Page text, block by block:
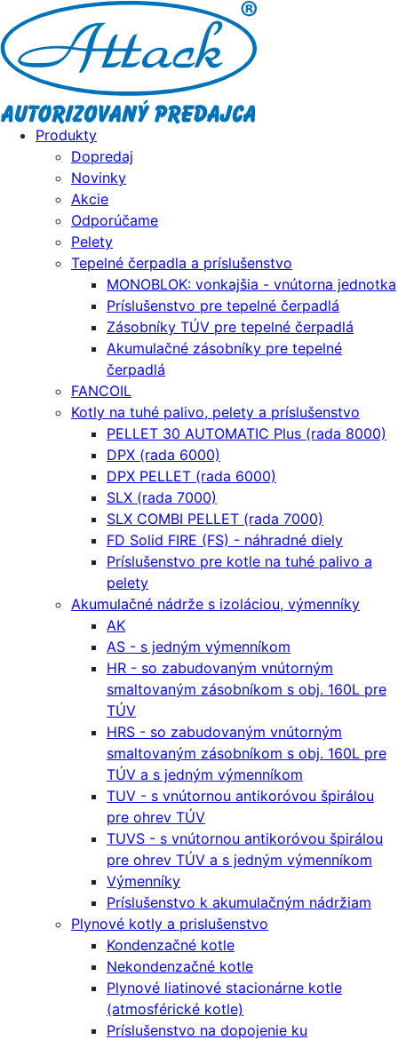
Produkty
Dopredaj
Novinky
Akcie
Odporúčame
Pelety
Tepelné čerpadla a príslušenstvo
MONOBLOK: vonkajšia - vnútorna jednotka
Príslušenstvo pre tepelné čerpadlá
Zásobníky TÚV pre tepelné čerpadlá
Akumulačné zásobníky pre tepelné
čerpadlá
FANCOIL
Kotly na tuhé palivo, pelety a príslušenstvo
PELLET 30 AUTOMATIC Plus (rada 8000)
DPX (rada 6000)
DPX PELLET (rada 6000)
SLX (rada 7000)
SLX COMBI PELLET (rada 7000)
FD Solid FIRE (FS) - náhradné diely
Príslušenstvo pre kotle na tuhé palivo a
pelety
Akumulačné nádrže s izoláciou, výmenníky
AK
AS - s jedným výmenníkom
HR - so zabudovaným vnútorným
smaltovaným zásobníkom s obj. 160L pre
TÚV
HRS - so zabudovaným vnútorným
smaltovaným zásobníkom s obj. 160L pre
TÚV a s jedným výmenníkom
TUV - s vnútornou antikoróvou špirálou
pre ohrev TÚV
TUVS - s vnútornou antikoróvou špirálou
pre ohrev TÚV a s jedným výmenníkom
Výmenníky
Príslušenstvo k akumulačným nádržiam
Plynové kotly a prislušenstvo
Kondenzačné kotle
Nekondenzačné kotle
Plynové liatinové stacionárne kotle
(atmosférické kotle)
Príslušenstvo na dopojenie ku